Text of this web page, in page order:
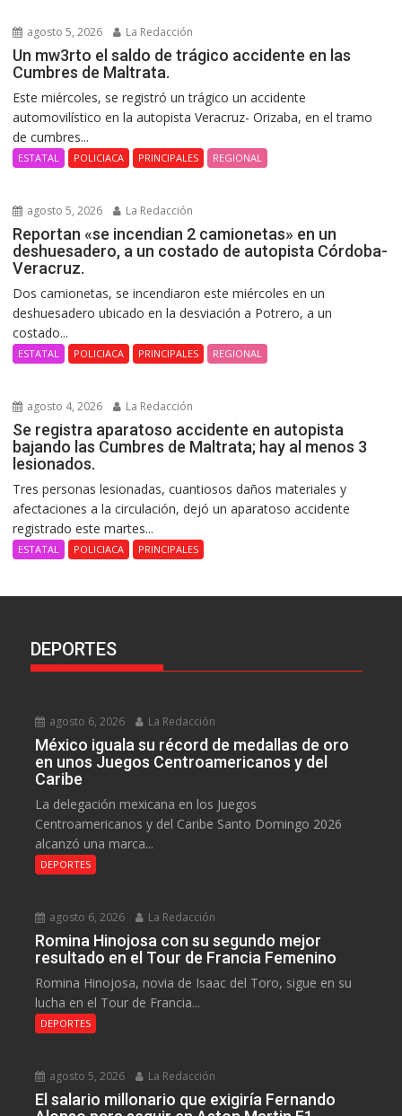
agosto 5, 2026 La Redacción
Un mw3rto el saldo de trágico accidente en las
Cumbres de Maltrata.
Este miércoles, se registró un trágico un accidente
automovilístico en la autopista Veracruz- Orizaba, en el tramo
de cumbres...
ESTATAL POLICIACA PRINCIPALES REGIONAL
agosto 5, 2026 La Redacción
Reportan «se incendian 2 camionetas» en un
deshuesadero, a un costado de autopista Córdoba-
Veracruz.
Dos camionetas, se incendiaron este miércoles en un
deshuesadero ubicado en la desviación a Potrero, a un
costado...
ESTATAL POLICIACA PRINCIPALES REGIONAL
agosto 4, 2026 La Redacción
Se registra aparatoso accidente en autopista
bajando las Cumbres de Maltrata; hay al menos 3
lesionados.
Tres personas lesionadas, cuantiosos daños materiales y
afectaciones a la circulación, dejó un aparatoso accidente
registrado este martes...
ESTATAL POLICIACA PRINCIPALES
DEPORTES
agosto 6, 2026 La Redacción
México iguala su récord de medallas de oro
en unos Juegos Centroamericanos y del
Caribe
La delegación mexicana en los Juegos
Centroamericanos y del Caribe Santo Domingo 2026
alcanzó una marca...
DEPORTES
agosto 6, 2026 La Redacción
Romina Hinojosa con su segundo mejor
resultado en el Tour de Francia Femenino
Romina Hinojosa, novia de Isaac del Toro, sigue en su
lucha en el Tour de Francia...
DEPORTES
agosto 5, 2026 La Redacción
El salario millonario que exigiría Fernando